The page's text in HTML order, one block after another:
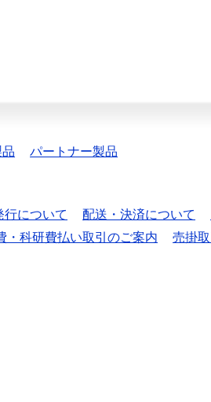
パートナー製品
行について 配送・決済について
・科研費払い取引のご案内 売掛